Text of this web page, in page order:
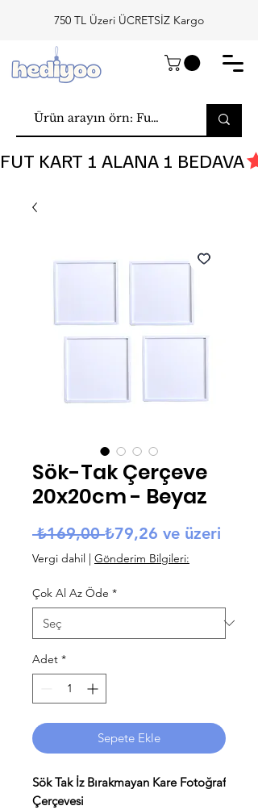
750 TL Üzeri ÜCRETSİZ Kargo
FUT KART 1 ALANA 1 BEDAVA
Sök-Tak Çerçeve
20x20cm - Beyaz
₺169,00 Normal Fiyat
₺79,26 ve üzeri
Vergi dahil | Gönderim Bilgileri:
Çok Al Az Öde *
Adet *
Sepete Ekle
Sök Tak İz Bırakmayan Kare Fotoğraf
Çerçevesi